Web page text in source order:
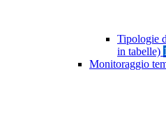
Tipologie
in tabelle) 1
Monitoraggio